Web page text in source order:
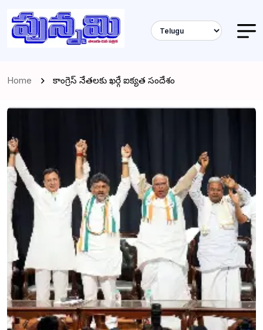
Home కాంగ్రెస్ నేతలకు ఖర్గే ఐక్యత సందేశం